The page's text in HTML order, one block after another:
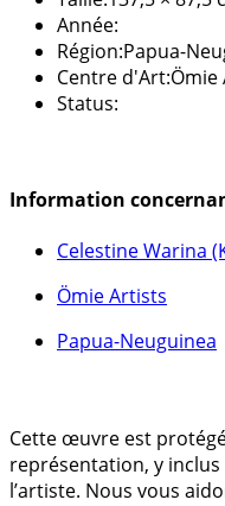
Année:
Région:Papua-
Centre d'Art:Ömie
Status:
Information
Celestine Warina
Ömie Artists
Papua-Neuguinea
Cette œuvre est
représentation, y inclus
l’artiste. Nous vous